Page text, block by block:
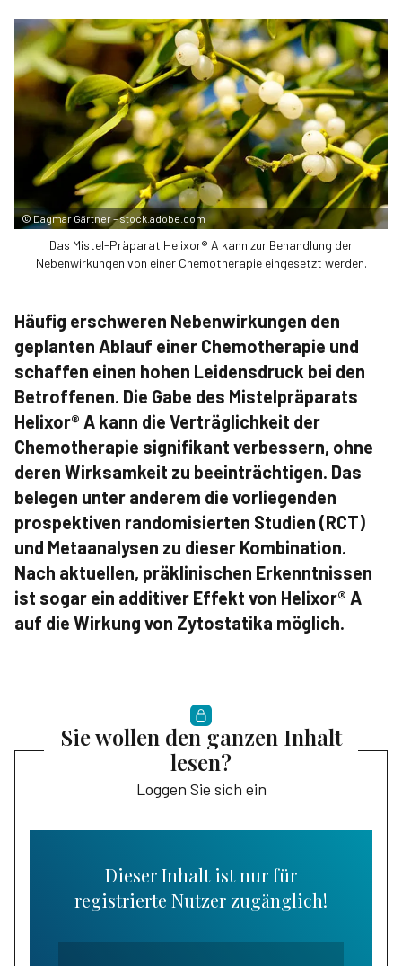
©Dagmar Gärtner – stock.adobe.com
Das Mistel-Präparat Helixor® A kann zur Behandlung der
Nebenwirkungen von einer Chemotherapie eingesetzt werden.
Häufig erschweren Nebenwirkungen den
geplanten Ablauf einer Chemotherapie und
schaffen einen hohen Leidensdruck bei den
Betroffenen. Die Gabe des Mistelpräparats
Helixor® A kann die Verträglichkeit der
Chemotherapie signifikant verbessern, ohne
deren Wirksamkeit zu beeinträchtigen. Das
belegen unter anderem die vorliegenden
prospektiven randomisierten Studien (RCT)
und Metaanalysen zu dieser Kombination.
Nach aktuellen, präklinischen Erkenntnissen
ist sogar ein additiver Effekt von Helixor® A
auf die Wirkung von Zytostatika möglich.
Sie wollen den ganzen Inhalt
lesen?
Loggen Sie sich ein
Dieser Inhalt ist nur für
registrierte Nutzer zugänglich!